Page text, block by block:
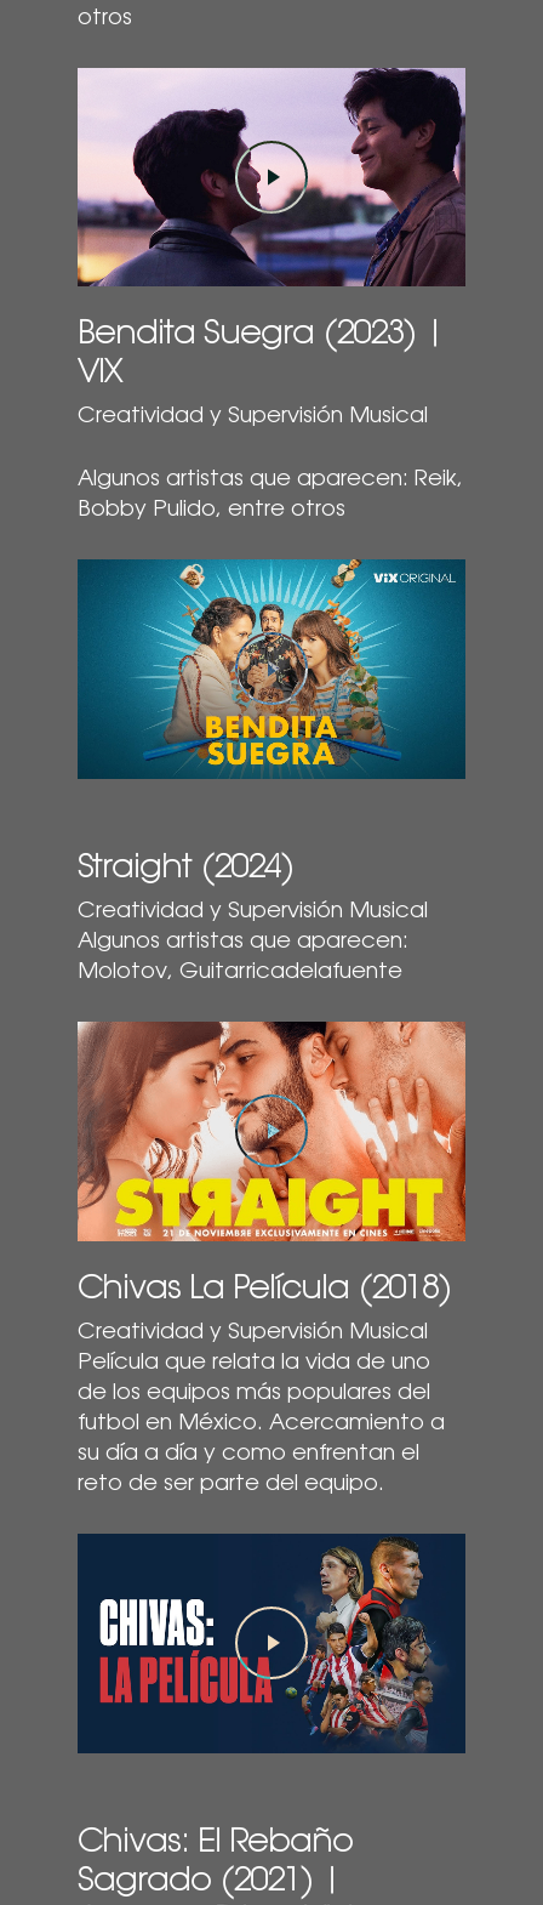
otros
Play Video
Bendita Suegra (2023) |
VIX
Creatividad y Supervisión Musical
Algunos artistas que aparecen: Reik,
Bobby Pulido, entre otros
Play Video
Straight (2024)
Creatividad y Supervisión Musical
Algunos artistas que aparecen:
Molotov, Guitarricadelafuente
Play Video
Chivas La Película (2018)
Creatividad y Supervisión Musical
Película que relata la vida de uno
de los equipos más populares del
futbol en México. Acercamiento a
su día a día y como enfrentan el
reto de ser parte del equipo.
Play Video
Chivas: El Rebaño
Sagrado (2021) |